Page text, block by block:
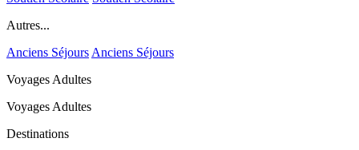
Autres...
Anciens Séjours Anciens Séjours
Voyages Adultes
Voyages Adultes
Destinations